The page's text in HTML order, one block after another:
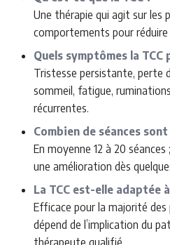
Une thérapie qui agit sur les
comportements pour
Quels symptômes la
Tristesse persistante, perte
sommeil, fatigue,
récurrentes.
Combien de séances
En moyenne 12 à 20
une amélioration dès
La TCC est-elle adaptée
Efficace pour la majorité des
dépend de l’implication du